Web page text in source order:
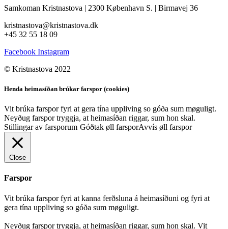
Samkoman Kristnastova | 2300 København S. | Birmavej 36
kristnastova@kristnastova.dk
+45 32 55 18 09
Facebook Instagram
© Kristnastova 2022
Henda heimasíðan brúkar farspor (cookies)
Vit brúka farspor fyri at gera tína uppliving so góða sum møguligt.
Neyðug farspor tryggja, at heimasíðan riggar, sum hon skal.
Stillingar av farsporum Góðtak øll farsporAvvís øll farspor
Close
Farspor
Vit brúka farspor fyri at kanna ferðsluna á heimasíðuni og fyri at
gera tína uppliving so góða sum møguligt.
Neyðug farspor tryggja, at heimasíðan riggar, sum hon skal. Vit